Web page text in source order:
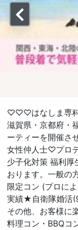
♡♡♡はなしま
滋賀県・京都府・
ーティーを開催さ
女性仲人士♡プロ
少子化対策 福利厚
おります。一般の
限定コン (プロに
実績★自衛隊婚活
その他、お客様に
料理コン・BBQコ